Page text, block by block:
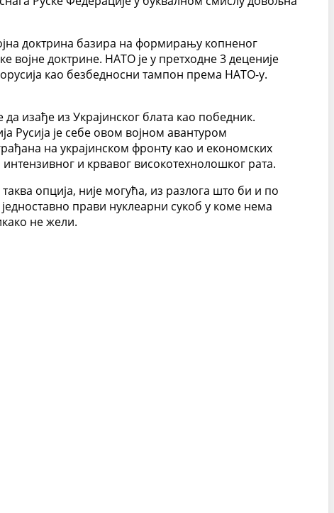
доктрина базира на формирању копненог
војне доктрине. НАТО је у претходне 3 деценије
као безбедносни тампон према НАТО-у.
изађе из Украјинског блата као победник.
Русија је себе овом војном авантуром
на украјинском фронту као и економских
и крвавог високотехнолошког рата.
опција, није могућа, из разлога што би и по
прави нуклеарни сукоб у коме нема
не жели.